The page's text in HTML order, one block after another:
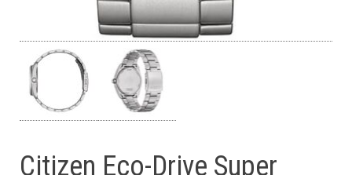
Citizen Eco-Drive Super